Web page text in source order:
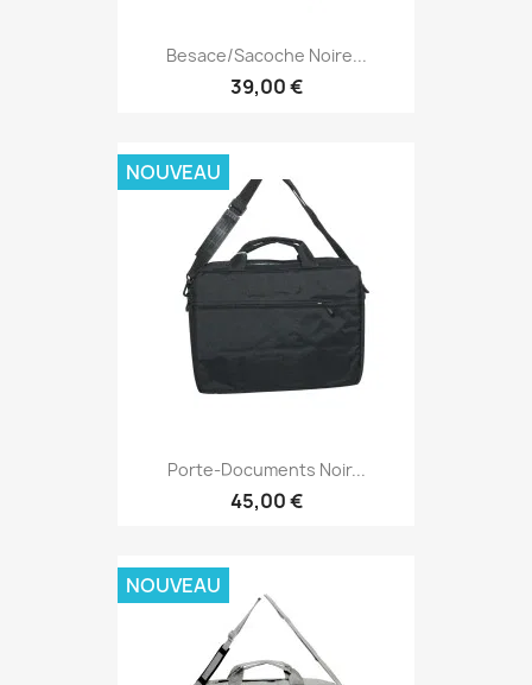
Besace/sacoche Noire...
39,00 €
Porte-Documents Noir...
45,00 €
NOUVEAU
NOUVEAU